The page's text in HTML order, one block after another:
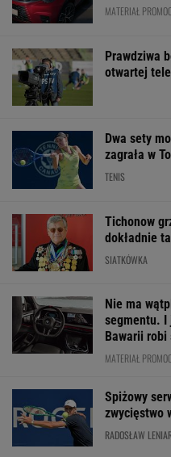
MATERIAŁ
Prawdziwa
otwartej
Dwa sety
zagrała w
TENIS
Tichonow
dokładnie
SIATKÓWKA
Nie ma
segmentu. I
Bawarii robi
MATERIAŁ
Spiżowy
zwycięstwo
RADOSŁAW